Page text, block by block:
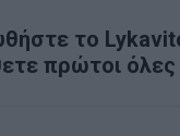
το
πρώτοι όλες